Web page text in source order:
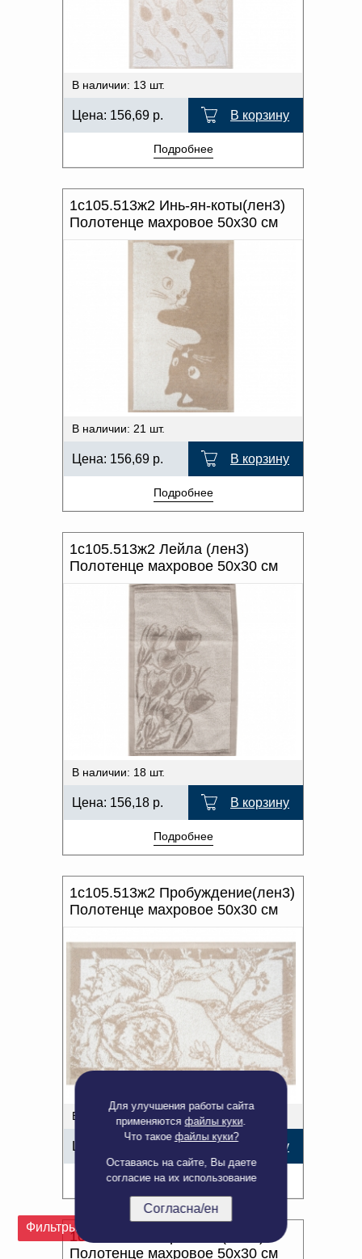
Для улучшения работы сайта
применяютсяфайлы куки.
Что такое файлы куки?
Оставаясь на сайте, Вы даете
согласие на их использование
Согласна/ен
Фильтры
В наличии: 13 шт.
Цена: 156,69 р. В корзину
Подробнее
1с105.513ж2 Инь-ян-коты(лен3)
Полотенце махровое 50х30 см
В наличии: 21 шт.
Цена: 156,69 р. В корзину
Подробнее
1с105.513ж2 Лейла (лен3)
Полотенце махровое 50х30 см
В наличии: 18 шт.
Цена: 156,18 р. В корзину
Подробнее
1с105.513ж2 Пробуждение(лен3)
Полотенце махровое 50х30 см
В наличии: 7 шт.
Цена: В корзину
Подробнее
1с105.513ж2 Прованс (лён3)
Полотенце махровое 50х30 см